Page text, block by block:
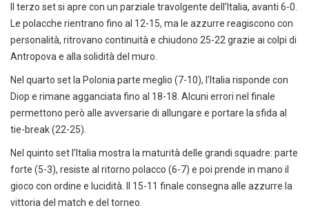
Il terzo set si apre con un parziale travolgente dell’Italia, avanti 6-0.
Le polacche rientrano fino al 12-15, ma le azzurre reagiscono con
personalità, ritrovano continuità e chiudono 25-22 grazie ai colpi di
Antropova e alla solidità del muro.
Nel quarto set la Polonia parte meglio (7-10), l’Italia risponde con
Diop e rimane agganciata fino al 18-18. Alcuni errori nel finale
permettono però alle avversarie di allungare e portare la sfida al
tie-break (22-25).
Nel quinto set l’Italia mostra la maturità delle grandi squadre: parte
forte (5-3), resiste al ritorno polacco (6-7) e poi prende in mano il
gioco con ordine e lucidità. Il 15-11 finale consegna alle azzurre la
vittoria del match e del torneo.